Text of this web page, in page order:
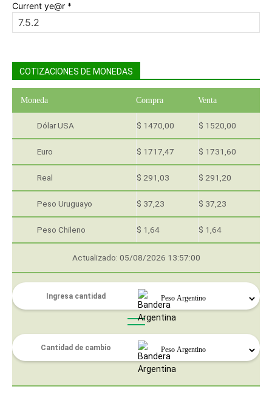
Current ye@r *
COTIZACIONES DE MONEDAS
Moneda Compra Venta
Dólar USA $ 1470,00 $ 1520,00
Euro $ 1717,47 $ 1731,60
Real $ 291,03 $ 291,20
Peso Uruguayo $ 37,23 $ 37,23
Peso Chileno $ 1,64 $ 1,64
Actualizado: 05/08/2026 13:57:00